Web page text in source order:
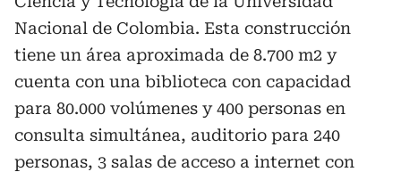
Nacional de Colombia. Esta construcción
tiene un área aproximada de 8.700 m2 y
cuenta con una biblioteca con capacidad
para 80.000 volúmenes y 400 personas en
consulta simultánea, auditorio para 240
personas, 3 salas de acceso a internet con